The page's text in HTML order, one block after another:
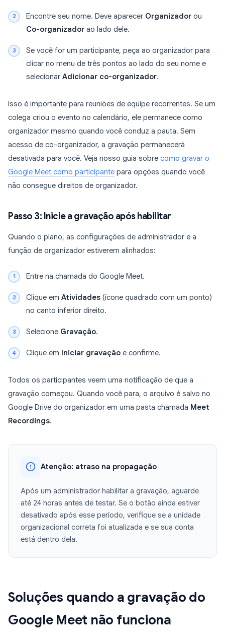
Encontre seu nome. Deve aparecer Organizador ou
Co-organizador ao lado dele.
Se você for um participante, peça ao organizador para
clicar no menu de três pontos ao lado do seu nome e
selecionar Adicionar co-organizador.
Isso é importante para reuniões de equipe recorrentes. Se um
colega criou o evento no calendário, ele permanece como
organizador mesmo quando você conduz a pauta. Sem
acesso de co-organizador, a gravação permanecerá
desativada para você. Veja nosso guia sobre como gravar o
Google Meet como participante para opções quando você
não consegue direitos de organizador.
Passo 3: Inicie a gravação após habilitar
Quando o plano, as configurações de administrador e a
função de organizador estiverem alinhados:
Entre na chamada do Google Meet.
Clique em Atividades (ícone quadrado com um ponto)
no canto inferior direito.
Selecione Gravação.
Clique em Iniciar gravação e confirme.
Todos os participantes veem uma notificação de que a
gravação começou. Quando você para, o arquivo é salvo no
Google Drive do organizador em uma pasta chamada Meet
Recordings.
Atenção: atraso na propagação
Após um administrador habilitar a gravação, aguarde
até 24 horas antes de testar. Se o botão ainda estiver
desativado após esse período, verifique se a unidade
organizacional correta foi atualizada e se sua conta
está dentro dela.
Soluções quando a gravação do
Google Meet não funciona